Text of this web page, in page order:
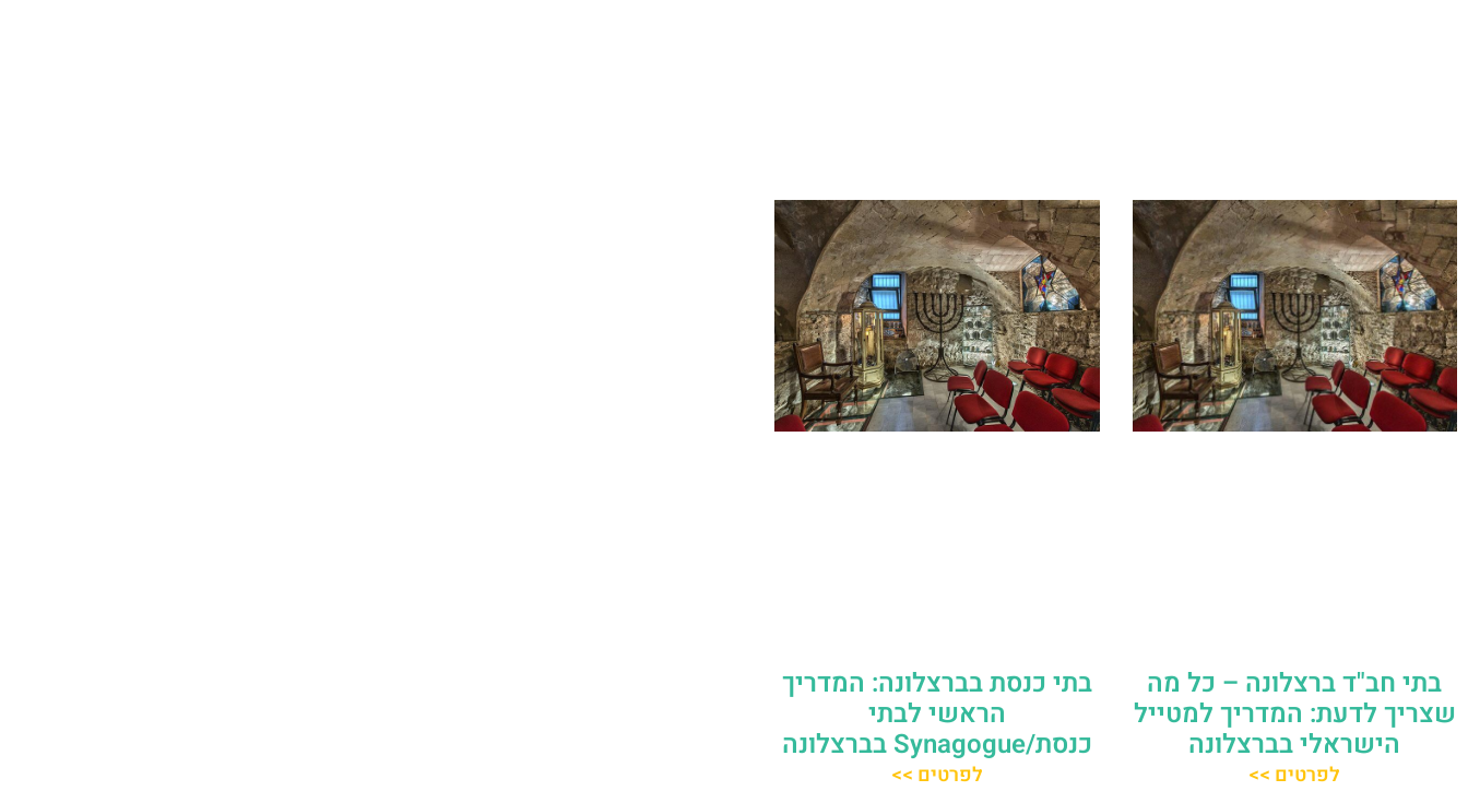
בתי חב"ד ברצלונה – כל מה
שצריך לדעת: המדריך למטייל
הישראלי בברצלונה
לפרטים >>
בתי כנסת בברצלונה: המדריך
הראשי לבתי
כנסת/Synagogue בברצלונה
לפרטים >>